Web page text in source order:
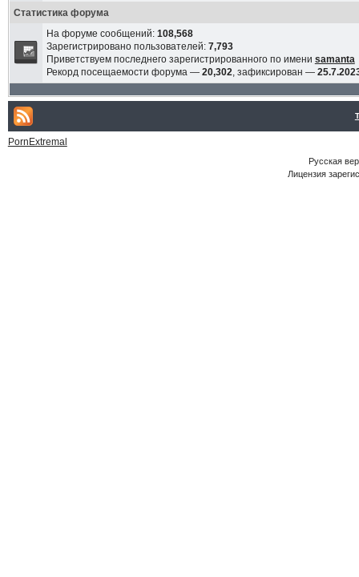
Статистика форума
На форуме сообщений: 108,568
Зарегистрировано пользователей: 7,793
Приветствуем последнего зарегистрированного по имени samanta
Рекорд посещаемости форума — 20,302, зафиксирован —
PornExtremal
Русская
Лицензия